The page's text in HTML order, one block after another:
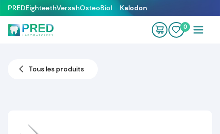
Se rendre au contenu
PREDEighteethVersahOsteoBiol Kalodon
0
Tous les produits